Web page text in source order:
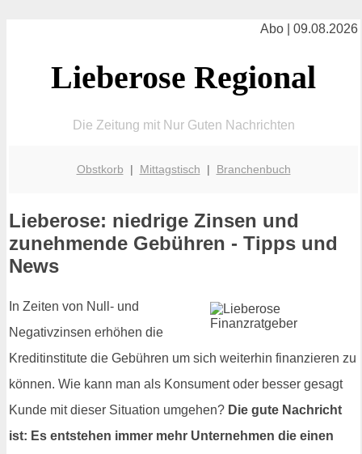
Abo | 09.08.2026
Lieberose Regional
Die Zeitung mit Nur Guten Nachrichten
Obstkorb | Mittagstisch | Branchenbuch
Lieberose: niedrige Zinsen und
zunehmende Gebühren - Tipps und
News
In Zeiten von Null- und
Negativzinsen erhöhen die
Kreditinstitute die Gebühren um sich weiterhin finanzieren zu
können. Wie kann man als Konsument oder besser gesagt
Kunde mit dieser Situation umgehen? Die gute Nachricht
ist: Es entstehen immer mehr Unternehmen die einen